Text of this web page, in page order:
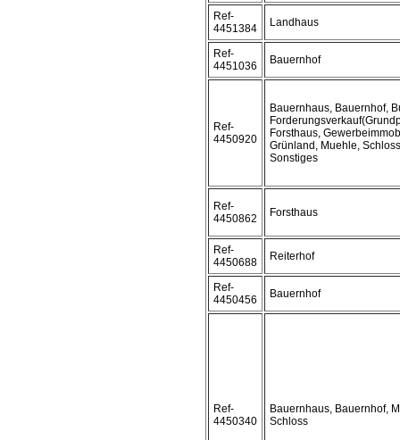
Ref-
4451384
Landhaus
Ref-
4451036
Bauernhof
Ref-
4450920
Bauernhaus, Bauernhof,
Forsthaus,
Grünland, Muehle,
Sonstiges
Ref-
4450862
Forsthaus
Ref-
4450688
Reiterhof
Ref-
4450456
Bauernhof
Ref-
4450340
Bauernhaus, Bauernhof,
Schloss